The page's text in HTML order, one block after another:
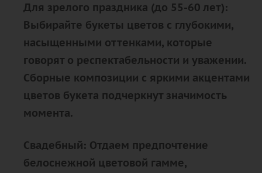
Для зрелого праздника (до 55-60 лет):
Выбирайте букеты цветов с глубокими,
насыщенными оттенками, которые
говорят о респектабельности и уважении.
Сборные композиции с яркими акцентами
цветов букета подчеркнут значимость
момента.
Свадебный: Отдаем предпочтение
белоснежной цветовой гамме,